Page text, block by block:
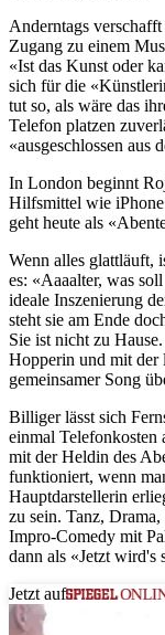
Anderntags
Zugang zu einem
«Ist das Kunst oder
sich für die
tut so, als wäre das
Telefon platzen
«ausgeschlossen aus
In London beginnt
Hilfsmittel wie
geht heute als
Wenn alles glattläuft,
es: «Aaaalter, was
ideale Inszenierung
steht sie am Ende
Sie ist nicht zu
Hopperin und mit der
gemeinsamer Song
Billiger lässt sich
einmal Telefonkosten
mit der Heldin des
funktioniert, wenn
Hauptdarstellerin
zu sein. Tanz,
Impro-Comedy mit
dann als «Jetzt wird's
Jetzt auf